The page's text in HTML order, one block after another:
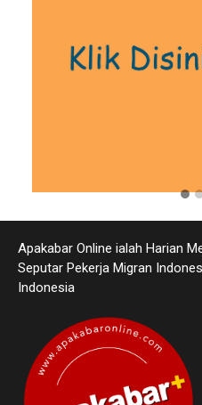
Apakabar Online ialah Harian
Seputar Pekerja Migran
Indonesia